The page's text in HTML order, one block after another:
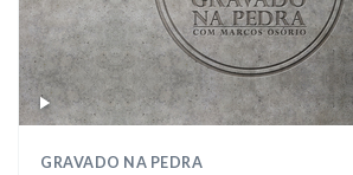
GRAVADO NA PEDRA